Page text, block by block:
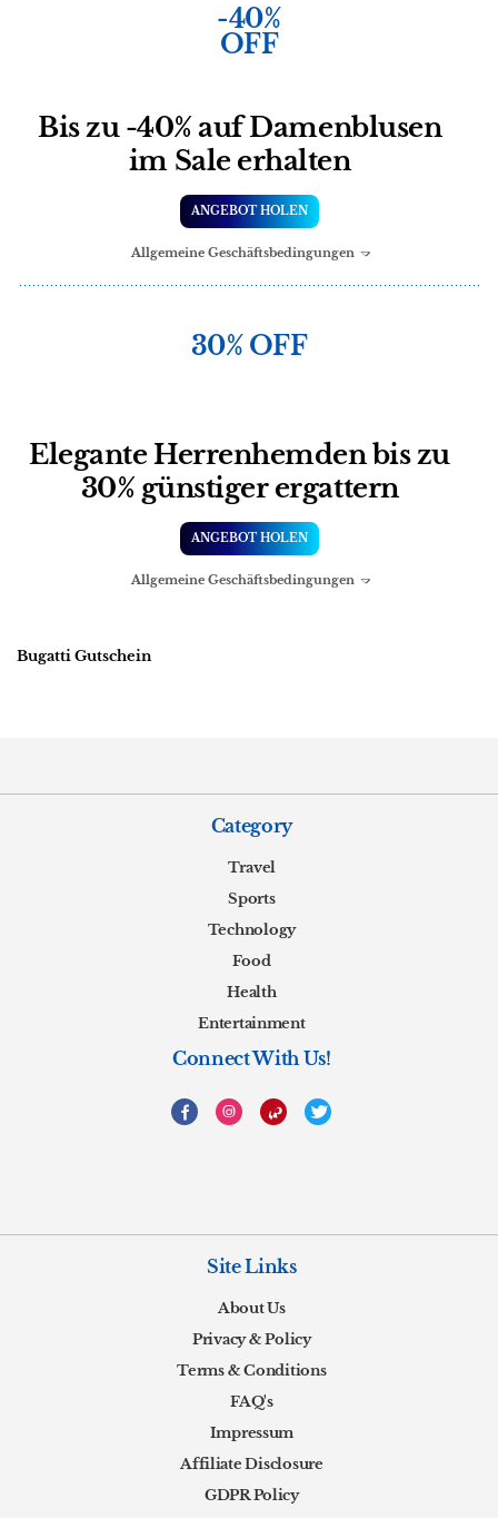
-40%
OFF
Bis zu -40% auf Damenblusen
im Sale erhalten
ANGEBOT HOLEN
Allgemeine Geschäftsbedingungen
30% OFF
Elegante Herrenhemden bis zu
30% günstiger ergattern
ANGEBOT HOLEN
Allgemeine Geschäftsbedingungen
Bugatti Gutschein
Category
Travel
Sports
Technology
Food
Health
Entertainment
Connect With Us!
Site Links
About Us
Privacy & Policy
Terms & Conditions
FAQ's
Impressum
Affiliate Disclosure
GDPR Policy